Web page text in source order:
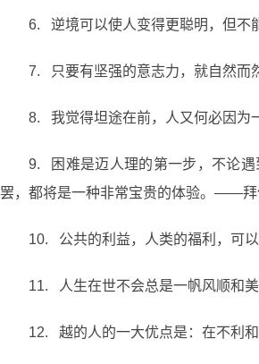
6. 逆境可以使人变得更聪明，但
7. 只要有坚强的意志力，就自然
8. 我觉得坦途在前，人又何必因
9. 困难是迈人理的第一步，不论遇
罢，都将是一种非常宝贵的体验。——
10. 公共的利益，人类的福利，可
11. 人生在世不会总是一帆风顺和
12. 越的人的一大优点是：在不利